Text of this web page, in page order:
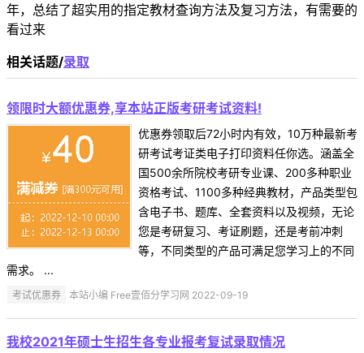
年，总结了超实用的指定教材查询方法及复习方法，有需要的
看过来
相关话题/录取
领限时大额优惠券,享本站正版考研考试资料!
优惠券领取后72小时内有效，10万种最新考
研考试考证类电子打印资料任你选。涵盖全
国500余所院校考研专业课、200多种职业
资格考试、1100多种经典教材，产品类型包
含电子书、题库、全套资料以及视频，无论
您是考研复习、考证刷题，还是考前冲刺
等，不同类型的产品可满足您学习上的不同
需求。 ...
考试优惠券 本站小编 Free壹佰分学习网 2022-09-19
我校2021年硕士生招生各专业报考复试录取情况